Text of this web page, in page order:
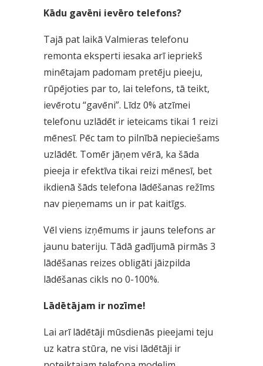
Kādu gavēni ievēro telefons?
Tajā pat laikā Valmieras telefonu
remonta eksperti iesaka arī iepriekš
minētajam padomam pretēju pieeju,
rūpējoties par to, lai telefons, tā teikt,
ievērotu “gavēni”. Līdz 0% atzīmei
telefonu uzlādēt ir ieteicams tikai 1 reizi
mēnesī. Pēc tam to pilnībā nepieciešams
uzlādēt. Tomēr jāņem vērā, ka šāda
pieeja ir efektīva tikai reizi mēnesī, bet
ikdienā šāds telefona lādēšanas režīms
nav pieņemams un ir pat kaitīgs.
Vēl viens izņēmums ir jauns telefons ar
jaunu bateriju. Tādā gadījumā pirmās 3
lādēšanas reizes obligāti jāizpilda
lādēšanas cikls no 0-100%.
Lādētājam ir nozīme!
Lai arī lādētāji mūsdienās pieejami teju
uz katra stūra, ne visi lādētāji ir